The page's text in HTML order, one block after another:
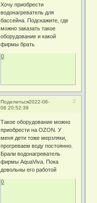
Хочу приобрести
водонагреватель для
бассейна. Подскажите, где
можно заказать такое
оборудование и какой
фирмы брать
0
Поделиться 2
2022-06-
06 20:52:39
Такое оборудование можно
приобрести на OZON. У
меня дети тоже мерзляки,
прогреваем воду постоянно.
Брали водонагреватель
фирмы AquaViva. Пока
довольны его работой
0